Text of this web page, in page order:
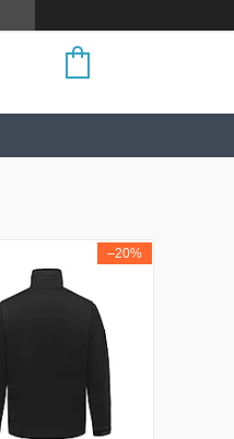
–20%